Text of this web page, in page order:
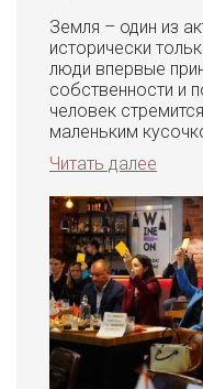
Земля – один из
исторически
люди впервые
собственности и
человек
маленьким
Читать далее